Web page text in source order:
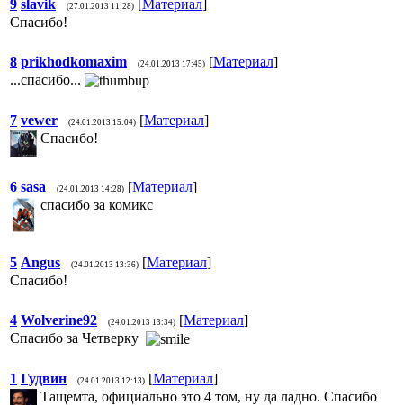
9 slavik (27.01.2013 11:28) Материал
Спасибо!
8 prikhodkomaxim (24.01.2013 17:45) [Материал]
...спасибо...
7 vewer (24.01.2013 15:04) [Материал]
Спасибо!
6 sasa (24.01.2013 14:28) [Материал]
спасибо за комикс
5 Angus (24.01.2013 13:36) [Материал]
Спасибо!
4 Wolverine92 (24.01.2013 13:34) [Материал]
Спасибо за Четверку
1 Гудвин (24.01.2013 12:13) [Материал]
Тащемта, официально это 4 том, ну да ладно. Спасибо